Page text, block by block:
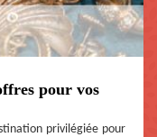
pour vos
privilégiée pour